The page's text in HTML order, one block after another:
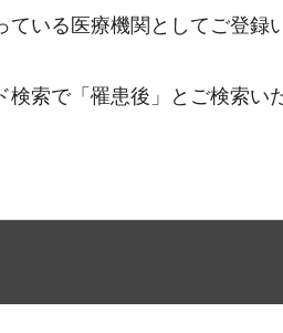
いる医療機関としてご登録
索で「罹患後」とご検索い